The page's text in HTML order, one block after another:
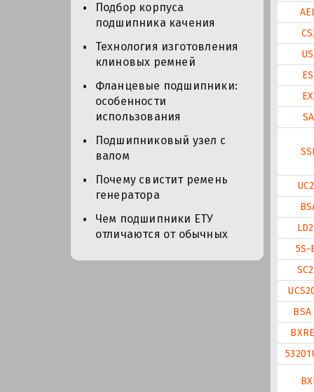
Подбор корпуса
подшипника качения
Технология изготовления
клиновых ремней
Фланцевые подшипники:
особенности
использования
Подшипниковый узел с
валом
Почему свистит ремень
генератора
Чем подшипники ЕТУ
отличаются от обычных
5S-
BSA